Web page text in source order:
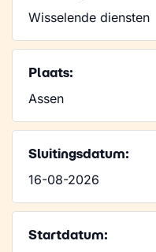
Wisselende diensten
Plaats:
Assen
Sluitingsdatum:
16-08-2026
Startdatum: